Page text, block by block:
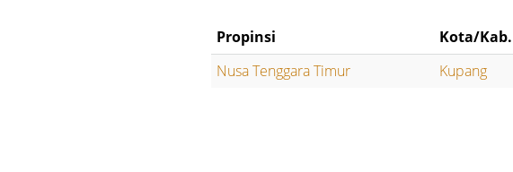
Propinsi Kota/Kab.
Nusa Tenggara Timur
Kupang